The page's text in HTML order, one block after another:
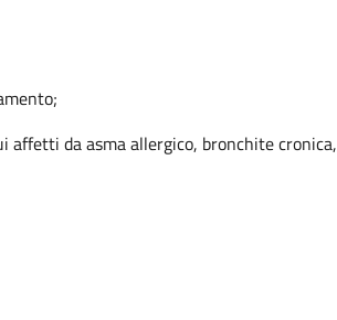
da asma allergico, bronchite cronica,